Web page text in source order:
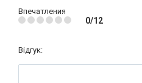
Впечатления
0/12
Відгук: